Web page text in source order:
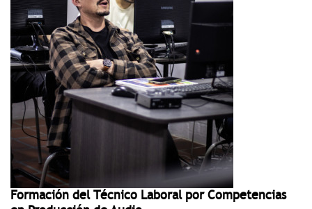
Formación del Técnico Laboral por Competencias